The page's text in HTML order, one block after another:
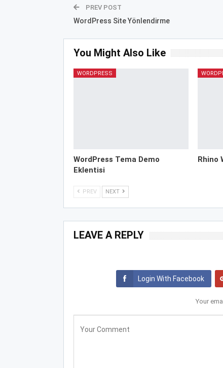
PREV POST
WordPress Site Yönlendirme
You Might Also Like
WORDPRESS
WordPress Tema Demo
Eklentisi
Rhino
PREV NEXT
LEAVE A REPLY
Login With Facebook
Your